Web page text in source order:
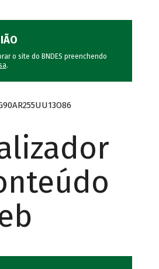
o site do BNDES preenchendo
.